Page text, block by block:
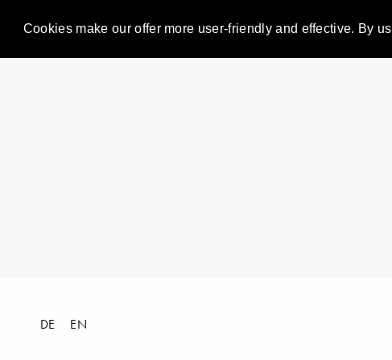
Cookies make our offer more user-friendly and effective. By
DE EN